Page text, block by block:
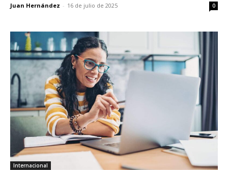
Juan Hernández - 16 de julio de 2025 0
Internacional